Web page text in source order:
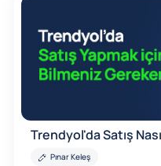
Trendyol'da Satış
Pınar Keleş